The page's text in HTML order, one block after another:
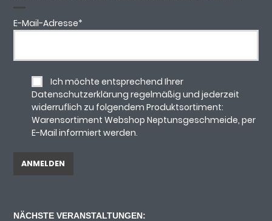
E-Mail-Adresse*
Ich möchte entsprechend Ihrer
Datenschutzerklärung regelmäßig und jederzeit
widerruflich zu folgendem Produktsortiment:
Warensortiment Webshop Neptunsgeschmeide, per
E-Mail informiert werden.
NÄCHSTE VERANSTALTUNGEN: